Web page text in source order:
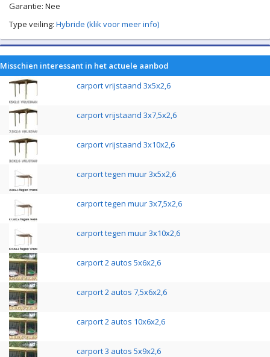
Garantie: Nee
Type veiling: Hybride (klik voor meer info)
Misschien interessant in het actuele aanbod
carport vrijstaand 3x5x2,6
carport vrijstaand 3x7,5x2,6
carport vrijstaand 3x10x2,6
carport tegen muur 3x5x2,6
carport tegen muur 3x7,5x2,6
carport tegen muur 3x10x2,6
carport 2 autos 5x6x2,6
carport 2 autos 7,5x6x2,6
carport 2 autos 10x6x2,6
carport 3 autos 5x9x2,6